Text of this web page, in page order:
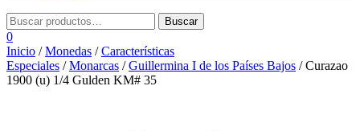
0
Inicio /Monedas /Características
Especiales /Monarcas /Guillermina I de los Países Bajos / Curazao
1900 (u) 1/4 Gulden KM# 35